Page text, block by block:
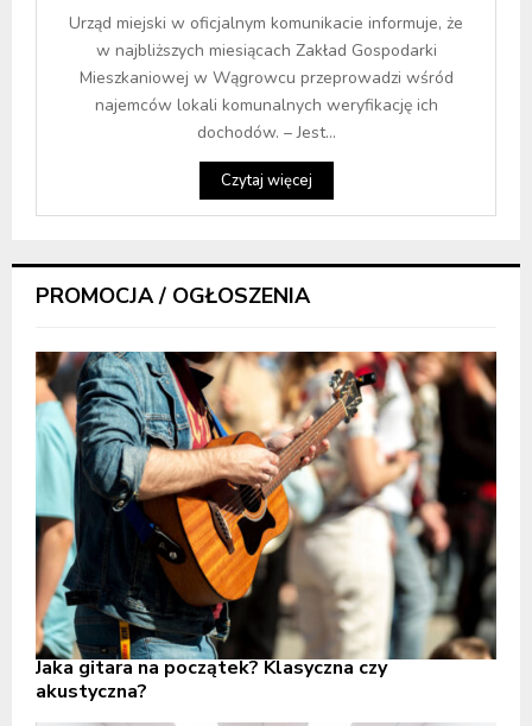
Urząd miejski w oficjalnym komunikacie informuje, że
w najbliższych miesiącach Zakład Gospodarki
Mieszkaniowej w Wągrowcu przeprowadzi wśród
najemców lokali komunalnych weryfikację ich
dochodów. – Jest...
Czytaj więcej
PROMOCJA / OGŁOSZENIA
Jaka gitara na początek? Klasyczna czy
akustyczna?